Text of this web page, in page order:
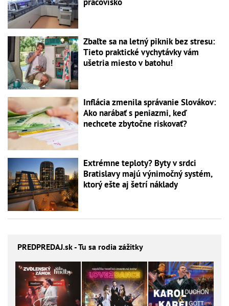
pracovisko
Zbaľte sa na letný piknik bez stresu:
Tieto praktické vychytávky vám
ušetria miesto v batohu!
Inflácia zmenila správanie Slovákov:
Ako narábať s peniazmi, keď
nechcete zbytočne riskovať?
Extrémne teploty? Byty v srdci
Bratislavy majú výnimočný systém,
ktorý ešte aj šetrí náklady
PREDPREDAJ.sk - Tu sa rodia zážitky